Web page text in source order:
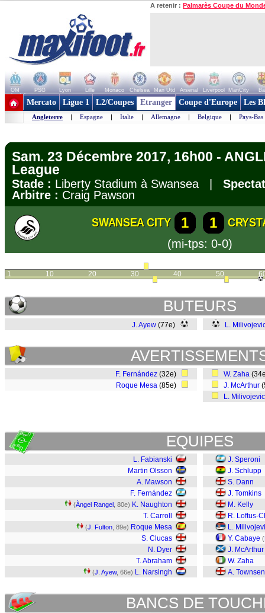
A retenir : Palmarès Coupe du
OM PSG Lyon Lille Monaco Chelsea Man Utd Arsenal Liverpool ManCity
+ de clubs
Mercato Ligue 1 L2/Coupes Etranger Coupe d'Europe Les
Angleterre | Espagne | Italie | Allemagne | Belgique | Pays-Bas
Sam. 23 Décembre 2017, 16h00 -
League
Stade : Liberty Stadium à Swansea |
Arbitre : Craig Pawson
SWANSEA CITY 1 1
(mi-tps: 0-0)
1 10 20 30 40 50
BUTEURS
J. Ayew (77e) L.
F. Fernández (32e)
Roque Mesa (85e)
W. Zaha
J. McArthur
L. Milivojevic
EQUIPES
L. Fabianski
Martin Olsson
A. Mawson
F. Fernández
(Àngel Rangel , 80e) K. Naughton
T. Carroll
(J. Fulton , 89e) Roque Mesa
S. Clucas
N. Dyer
T. Abraham
(J. Ayew, 66e) L. Narsingh
J. Speroni
J. Schlupp
S. Dann
J. Tomkins
M. Kelly
R. Loftus-
L.
Y. Cabaye (
J. McArthur
W. Zaha
A.
BANCS DE